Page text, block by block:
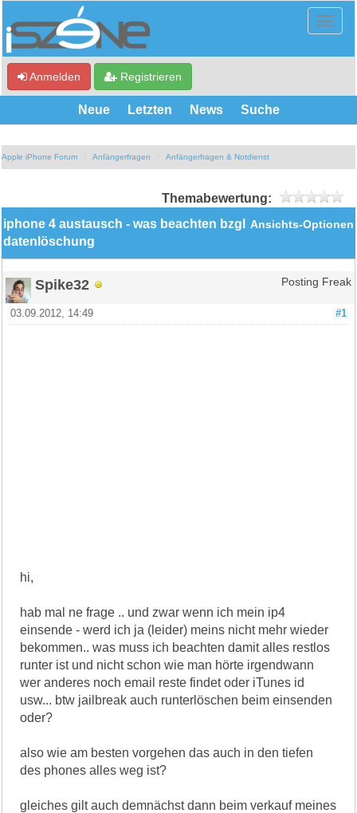
Anmelden Registrieren
Neue Letzten News Suche
Apple iPhone Forum Anfängerfragen Anfängerfragen & Notdienst
Themabewertung:
Ansichts-Optionen
iphone 4 austausch - was beachten bzgl
datenlöschung
Spike32 Posting Freak
#1
03.09.2012, 14:49
hi,
hab mal ne frage .. und zwar wenn ich mein ip4
einsende - werd ich ja (leider) meins nicht mehr wieder
bekommen.. was muss ich beachten damit alles restlos
runter ist und nicht schon wie man hörte irgendwann
wer anderes noch email reste findet oder iTunes id
usw... btw jailbreak auch runterlöschen beim einsenden
oder?
also wie am besten vorgehen das auch in den tiefen
des phones alles weg ist?
gleiches gilt auch demnächst dann beim verkauf meines